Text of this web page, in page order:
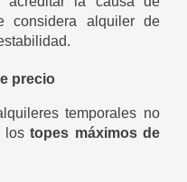
considera alquiler de
precio
temporales no
los topes máximos de